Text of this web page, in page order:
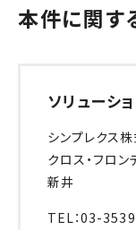
本件に関す
ソリューシ
シンプレクス
クロス・フロ
新井
TEL：03-